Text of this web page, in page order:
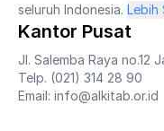
seluruh Indonesia. Lebih
Kantor Pusat
Jl. Salemba Raya no.12
Telp. (021) 314 28 90
Email: info@alkitab.or.id